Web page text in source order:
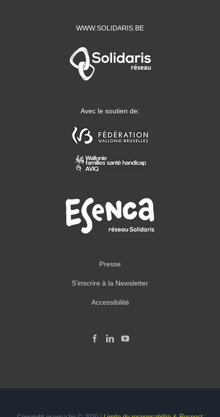
WWW.SOLIDARIS.BE
Avec le soutien de:
Presse
S’inscrire à la Newsletter
Accessibilité